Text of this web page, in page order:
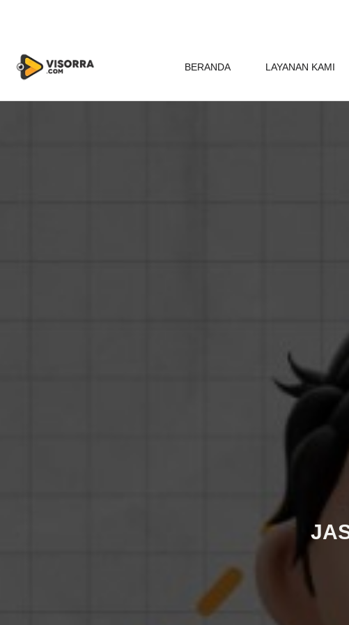
BERANDA LAYANAN KAMI